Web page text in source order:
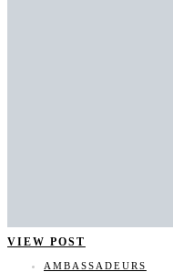
VIEW POST
AMBASSADEURS